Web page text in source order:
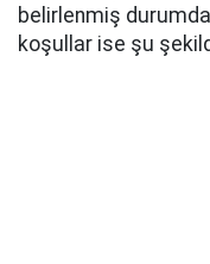
belirlenmiş
koşullar ise şu